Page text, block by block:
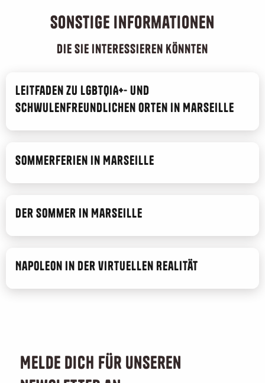
Sonstige Informationen
die Sie interessieren könnten
Leitfaden zu LGBTQIA+- und
schwulenfreundlichen Orten in Marseille
Sommerferien in Marseille
Der Sommer in Marseille
Napoleon in der virtuellen Realität
Melde dich für unseren